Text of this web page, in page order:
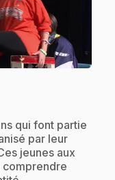
qui font partie
par leur
jeunes aux